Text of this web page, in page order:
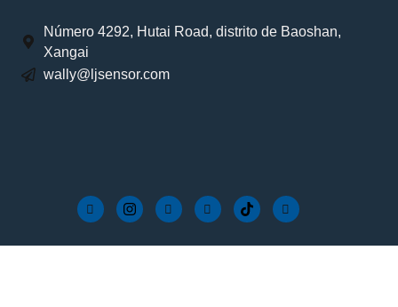
Número 4292, Hutai Road, distrito de Baoshan,
Xangai
wally@ljsensor.com